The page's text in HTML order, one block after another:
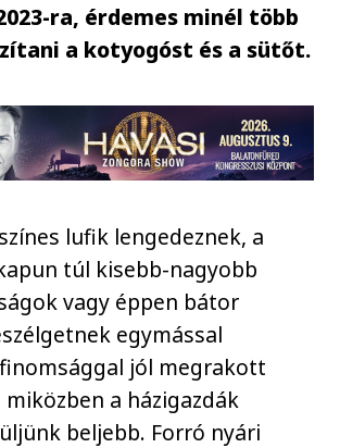
ra, érdemes minél több
a kotyogóst és a sütőt.
lufik lengedeznek, a
túl kisebb-nagyobb
vagy éppen bátor
egymással
jól megrakott
a házigazdák
beljebb. Forró nyári